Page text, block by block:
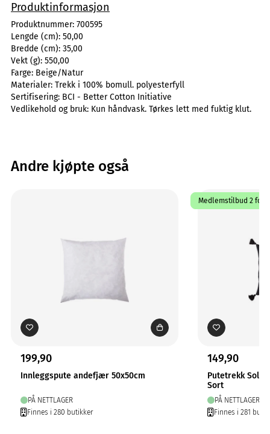
Produktinformasjon
Produktnummer: 700595
Lengde (cm): 50,00
Bredde (cm): 35,00
Vekt (g): 550,00
Farge: Beige/Natur
Materialer: Trekk i 100% bomull. polyesterfyll
Sertifisering: BCI - Better Cotton Initiative
Vedlikehold og bruk: Kun håndvask. Tørkes lett med fuktig klut.
Andre kjøpte også
199,90
Innleggspute andefjær 50x50cm
PÅ NETTLAGER
Finnes i 280 butikker
Medlemstilbud 2 for 1
149,90
Putetrekk Solo
Sort
PÅ NETTLAGER
Finnes i 281